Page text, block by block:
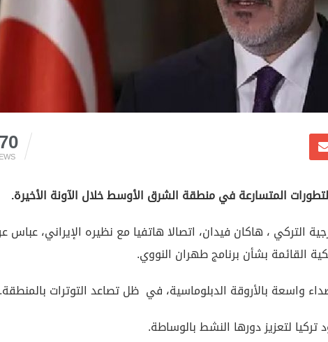
المتسارعة في منطقة الشرق الأوسط خلال الآونة الأخيرة.
التركي ، هاكان فيدان، اتصالا هاتفيا مع نظيره الإيراني، عباس
القائمة بشأن برنامج طهران النووي.
واسعة بالأروقة الدبلوماسية، في ظل تصاعد التوترات بالمنطقة.
لتعزيز دورها النشط بالوساطة.